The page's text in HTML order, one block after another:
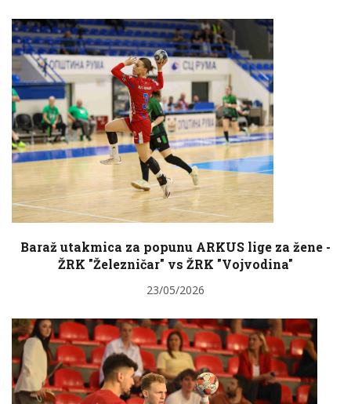
Baraž utakmica za popunu ARKUS lige za žene -
ŽRK "Železničar" vs ŽRK "Vojvodina"
23/05/2026